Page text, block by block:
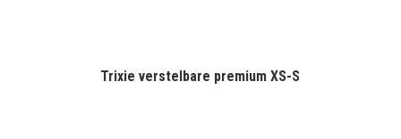
Trixie verstelbare premium XS-S